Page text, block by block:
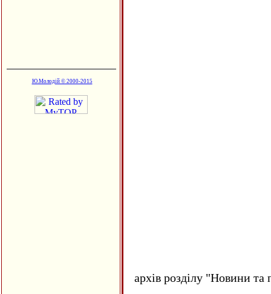
Ю.Молодій © 2000-2015
архів розділу "Новини та